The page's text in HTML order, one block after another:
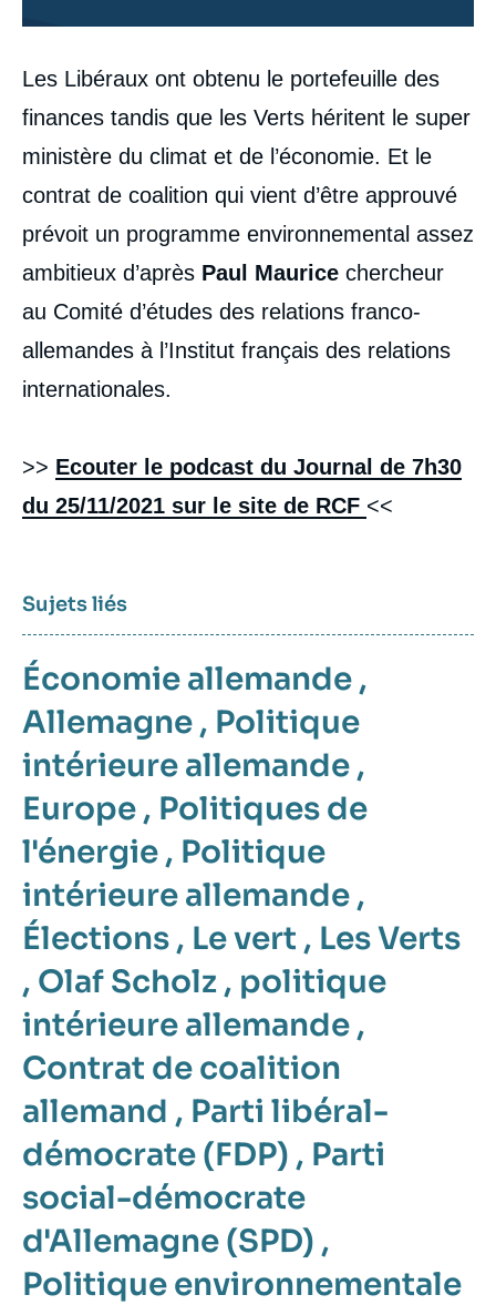
Contenu
intervention
médiatique
Les Libéraux ont obtenu le portefeuille des
finances tandis que les Verts héritent le super
ministère du climat et de l’économie. Et le
contrat de coalition qui vient d’être approuvé
prévoit un programme environnemental assez
ambitieux d’après Paul Maurice chercheur
au Comité d’études des relations franco-
allemandes à l’Institut français des relations
internationales.
>> Ecouter le podcast du Journal de 7h30
du 25/11/2021 sur le site de RCF <<
Sujets liés
Économie allemande ,
Allemagne , Politique
intérieure allemande ,
Europe , Politiques de
l'énergie , Politique
intérieure allemande ,
Élections , Le vert , Les Verts
, Olaf Scholz , politique
intérieure allemande ,
Contrat de coalition
allemand , Parti libéral-
démocrate (FDP) , Parti
social-démocrate
d'Allemagne (SPD) ,
Politique environnementale